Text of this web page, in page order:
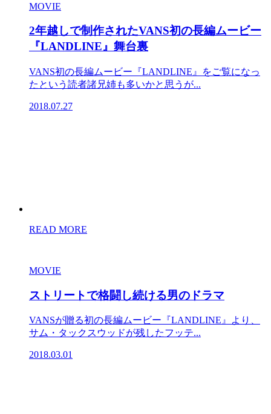
MOVIE
2年越しで制作されたVANS初の長編ムービー
『LANDLINE』舞台裏
VANS初の長編ムービー『LANDLINE』をご覧になっ
たという読者諸兄姉も多いかと思うが...
2018.07.27
READ MORE
MOVIE
ストリートで格闘し続ける男のドラマ
VANSが贈る初の長編ムービー『LANDLINE』より、
サム・タックスウッドが残したフッテ...
2018.03.01